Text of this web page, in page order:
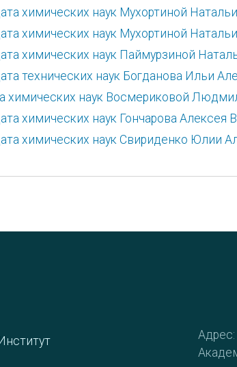
химических наук Мухортиной
химических наук Мухортиной
химических наук Паймурзиной
технических наук Богданова Ильи
химических наук Восмериковой
химических наук Гончарова Алексея
химических наук Свириденко Юлии
Институт